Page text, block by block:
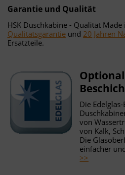
Garantie und Qualität
HSK Duschkabine - Qualität
Qualitätsgarantie und 20 Jahren
Ersatzteile.
Die
von
von Kalk,
Die
einfacher
>>